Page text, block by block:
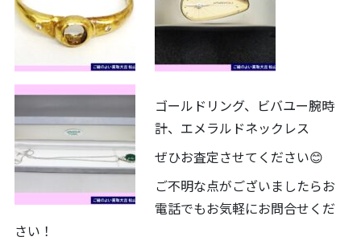
ゴールドリング、ビバユー腕時
計、エメラルドネックレス
ぜひお査定させてください😊
ご不明な点がございましたらお
電話でもお気軽にお問合せくだ
さい！